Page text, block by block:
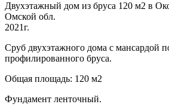
Двухэтажный дом из бруса 120 м2 в
Омской обл.
2021г.
Сруб двухэтажного дома с мансардой
профилированного бруса.
Общая площадь: 120 м2
Фундамент ленточный.